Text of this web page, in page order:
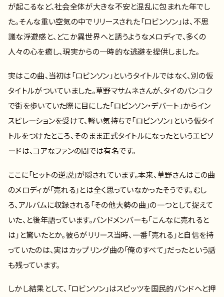
が起こるなど、社会全体が大きな不安と混乱に包まれた年でし
た。そんな重い空気の中でリリースされた「ロビンソン」は、不思
議な浮遊感と、どこか異世界へと誘うようなメロディで、多くの
人々の心を癒し、現実からの一時的な逃避を提供しました。
実はこの曲、当初は「ロビンソン」というタイトルではなく、別の仮
タイトルがついていました。草野マサムネさんが、タイのバンコク
で街を歩いていた際に目にした「ロビンソン・デパート」からイン
スピレーションを受けて、軽い気持ちで「ロビンソン」という仮タイ
トルをつけたところ、そのまま正式タイトルになったというエピソ
ードは、コアなファンの間では有名です。
ここに「ヒットの逆説」が隠されています。本来、草野さんはこの曲
のメロディが「売れる」とは全く思っていなかったそうです。むし
ろ、アルバムに収録される「その他大勢の曲」の一つとして捉えて
いた、と後年語っています。バンドメンバーも「こんなに売れると
は」と驚いたとか。彼らがリリース当時、一番「売れる」と自信を持
っていたのは、実はカップリング曲の「俺のすべて」だったという話
も残っています。
しかし結果として、「ロビンソン」はスピッツを国民的バンドへと押